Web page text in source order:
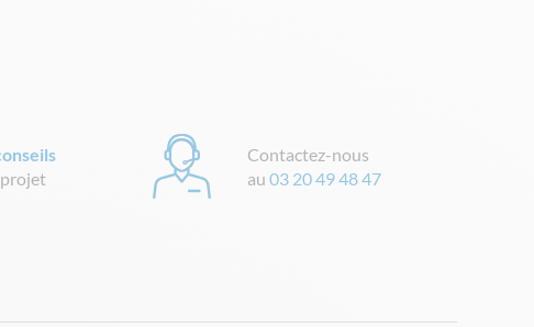
Contactez-nous
au 03 20 49 48 47